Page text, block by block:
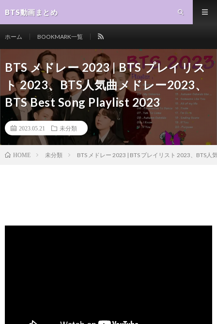
BTS動画まとめ
ホーム BOOKMARK一覧
BTS メドレー 2023 | BTS プレイリス
ト 2023、BTS人気曲メドレー2023、
BTS Best Song Playlist 2023
2023.05.21 未分類
HOME 未分類 BTS メドレー 2023 | BTS プレイリスト 2023、BTS